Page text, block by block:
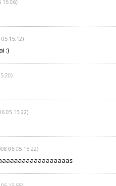
15:06)
15:12)
:)
05 15:22)
06 05 15:22)